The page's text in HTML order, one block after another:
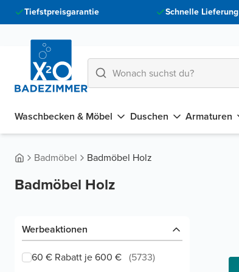
Tiefstpreisgarantie Schnelle Lieferung
Waschbecken & Möbel Duschen Armaturen
Badmöbel Badmöbel Holz
Badmöbel Holz
Werbeaktionen
60 € Rabatt je 600 € (5733)